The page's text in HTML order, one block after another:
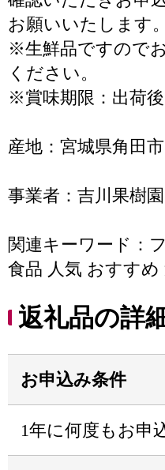
お願いいたします。
※生鮮品ですので
ください。
※賞味期限：出荷
産地：宮城県角田市
事業者：吉川果樹園
関連キーワード：
食品 人気 おすすめ
返礼品の詳
お申込み条件
1年に何度もお申